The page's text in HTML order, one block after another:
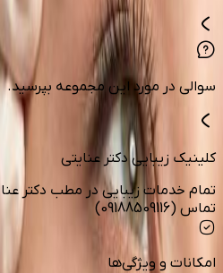
سوالی در مورد این مجموعه بپرسید.
کلینیک زیبایی دکتر عنایتی
تمام خدمات زیبایی در مطب دکتر
تماس (09188509116)
امکانات و ویژگی‌ها